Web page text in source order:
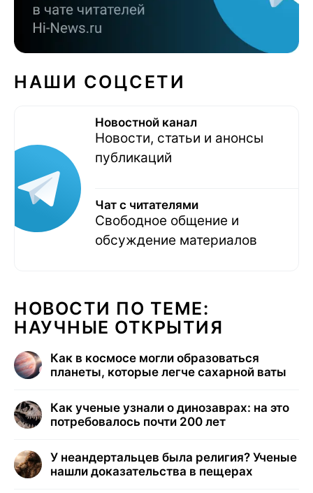
НАШИ СОЦСЕТИ
Новостной канал
Новости, статьи и анонсы
публикаций
Чат с читателями
Свободное общение и
обсуждение материалов
НОВОСТИ ПО ТЕМЕ:
НАУЧНЫЕ ОТКРЫТИЯ
Как в космосе могли образоваться
планеты, которые легче сахарной ваты
Как ученые узнали о динозаврах: на это
потребовалось почти 200 лет
У неандертальцев была религия? Ученые
нашли доказательства в пещерах